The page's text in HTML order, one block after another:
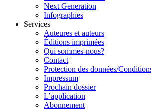
Next Generation
Infographies
Services
Auteures et auteurs
Éditions imprimées
Qui sommes-nous?
Contact
Protection des données/
Impressum
Prochain dossier
L’application
Abonnement